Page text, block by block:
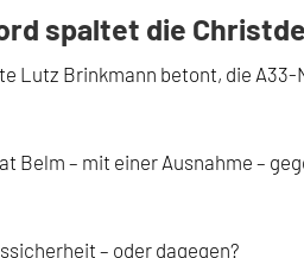
spaltet die
Lutz Brinkmann betont, die
Belm – mit einer Ausnahme –
– oder dagegen?